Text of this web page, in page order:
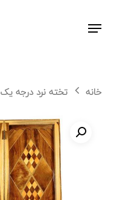
خانه تخته نرد درجه یک